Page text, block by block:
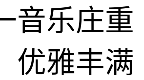
音乐庄重
优雅丰满